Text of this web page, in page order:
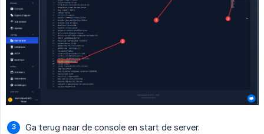
Ga terug naar de console en start de server.